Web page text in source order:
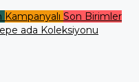
Kampanyalı Son Birimler